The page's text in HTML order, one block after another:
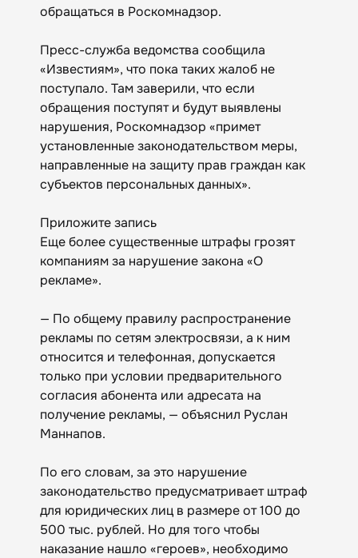
обращаться в Роскомнадзор.
Пресс-служба ведомства сообщила
«Известиям», что пока таких жалоб не
поступало. Там заверили, что если
обращения поступят и будут выявлены
нарушения, Роскомнадзор «примет
установленные законодательством меры,
направленные на защиту прав граждан как
субъектов персональных данных».
Приложите запись
Еще более существенные штрафы грозят
компаниям за нарушение закона «О
рекламе».
— По общему правилу распространение
рекламы по сетям электросвязи, а к ним
относится и телефонная, допускается
только при условии предварительного
согласия абонента или адресата на
получение рекламы, — объяснил Руслан
Маннапов.
По его словам, за это нарушение
законодательство предусматривает штраф
для юридических лиц в размере от 100 до
500 тыс. рублей. Но для того чтобы
наказание нашло «героев», необходимо